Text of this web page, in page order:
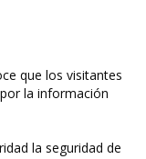
que los visitantes
la información
la seguridad de